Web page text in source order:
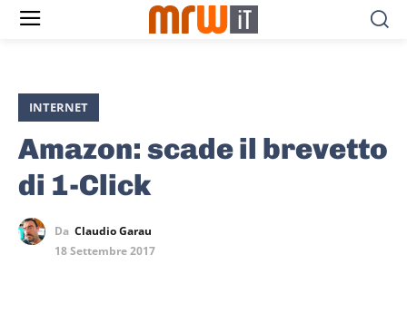
INTERNET
Amazon: scade il brevetto
di 1-Click
Da Claudio Garau
18 Settembre 2017